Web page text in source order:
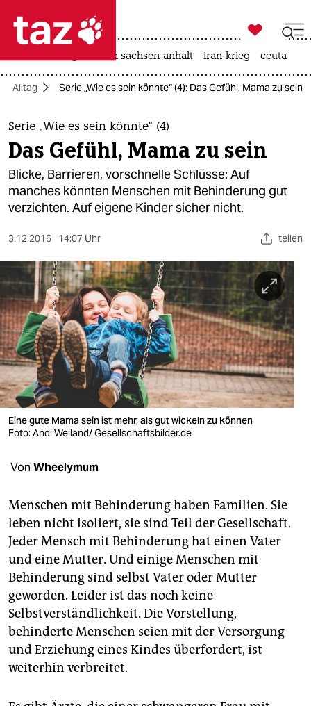
 taz zahl ich
taz zahl ich
themen
politik
öko
sport
berlin
nord
wahrheit
verlag
verlag
veranstaltungen
fragen & hilfe
unterstützen
abo
genossenschaft
epaper login

taz zahl ich
landtagswahl in sachsen-anhalt iran-krieg ceuta
Alltag Serie „Wie es sein könnte“ (4): Das Gefühl, Mama zu sein
Serie „Wie es sein könnte“ (4)
Das Gefühl, Mama zu sein
Blicke, Barrieren, vorschnelle Schlüsse: Auf
manches könnten Menschen mit Behinderung gut
verzichten. Auf eigene Kinder sicher nicht.
3.12.2016 14:07 Uhr teilen
Eine gute Mama sein ist mehr, als gut wickeln zu können
Foto: Andi Weiland/ Gesellschaftsbilder.de
Von Wheelymum
Menschen mit Behinderung haben Familien. Sie
leben nicht isoliert, sie sind Teil der Gesellschaft.
Jeder Mensch mit Behinderung hat einen Vater
und eine Mutter. Und einige Menschen mit
Behinderung sind selbst Vater oder Mutter
geworden. Leider ist das noch keine
Selbstverständlichkeit. Die Vorstellung,
behinderte Menschen seien mit der Versorgung
und Erziehung eines Kindes überfordert, ist
weiterhin verbreitet.